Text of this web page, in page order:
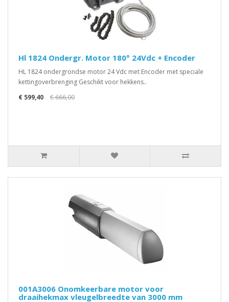
Hl 1824 Ondergr. Motor 180° 24Vdc + Encoder
HL 1824 ondergrondse motor 24 Vdc met Encoder met speciale
kettingoverbrenging Geschikt voor hekkens..
€ 599,40
€ 666,00
001A3006 Onomkeerbare motor voor
draaihekmax vleugelbreedte van 3000 mm